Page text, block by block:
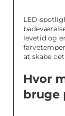
LED-
levetid og
at skabe
Hvor
bruge